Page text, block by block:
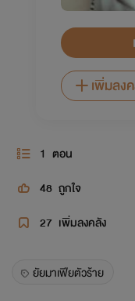
เพิ่มลง
1 ตอน
48 ถูกใจ
27 เพิ่มลงคลัง
ยัยมาเฟียตัวร้าย